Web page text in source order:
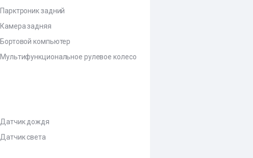
Парктроник задний
Камера задняя
Бортовой компьютер
Мультифункциональное рулевое колесо
Датчик дождя
Датчик света